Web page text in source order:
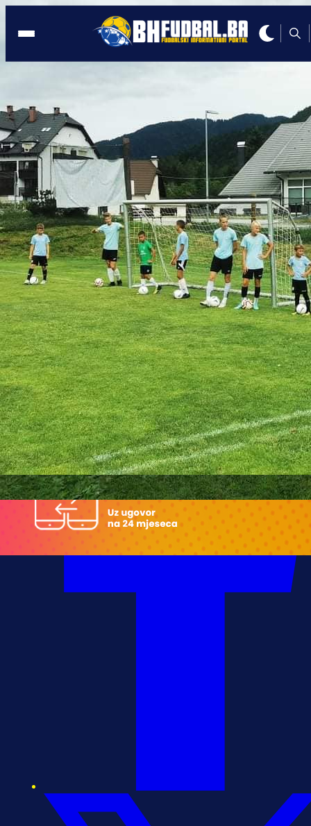
ZMAJEVO GNEZDO 2021
17:26, 29.04.2021
I ove godine održava se najbolji
nogometni kamp u Sloveniji! (FOTO)
Autor:
BHFudbal.ba 2
17:26, 29.04.2021